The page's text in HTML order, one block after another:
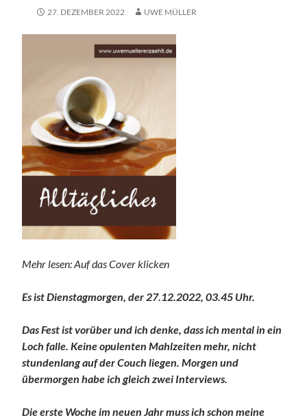
27. DEZEMBER 2022 UWE MÜLLER
Mehr lesen: Auf das Cover klicken
Es ist Dienstagmorgen, der 27.12.2022, 03.45 Uhr.
Das Fest ist vorüber und ich denke, dass ich mental in ein
Loch falle. Keine opulenten Mahlzeiten mehr, nicht
stundenlang auf der Couch liegen. Morgen und
übermorgen habe ich gleich zwei Interviews.
Die erste Woche im neuen Jahr muss ich schon meine